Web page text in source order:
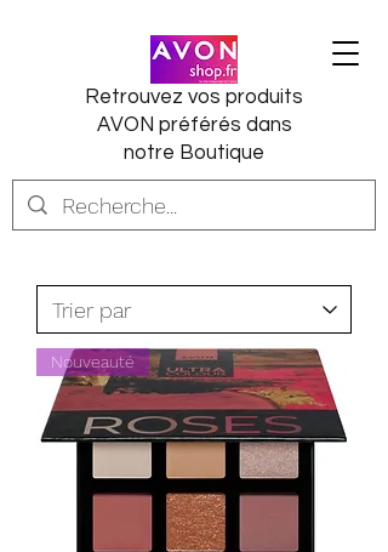
Retrouvez vos produits
AVON préférés dans
notre Boutique
Nouveauté